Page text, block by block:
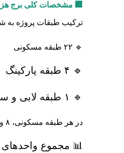
🏢 مشخصات کلی برج
ترکیب طبقات پروژه به
🔹 ۲۲ طبقه مسکونی
🔹 ۴ طبقه پارکینگ
🔹 ۱ طبقه لابی و سالن اجتماعات
در هر طبقه مسکونی، ۸ واحد دوخوابه با متراژ میانگین حدود ۱۰۰ متر مربع طراحی شده است.
📊 مجموع واحدهای